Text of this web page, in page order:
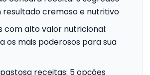
resultado cremoso e nutritivo
com alto valor nutricional:
os mais poderosos para sua
receitas: 5 opções